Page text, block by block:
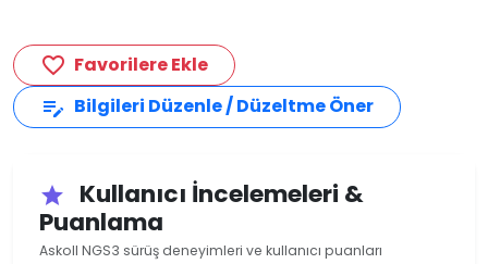
favorite_border Favorilere Ekle
edit_note Bilgileri Düzenle / Düzeltme Öner
star
Kullanıcı İncelemeleri &
Puanlama
Askoll NGS3 sürüş deneyimleri ve kullanıcı puanları